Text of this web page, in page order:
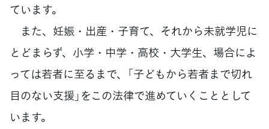
ています。
また、妊娠・出産・子育て、それから未就学児に
とどまらず、小学・中学・高校・大学生、場合によ
っては若者に至るまで、「子どもから若者まで切れ
目のない支援」をこの法律で進めていくこととして
います。